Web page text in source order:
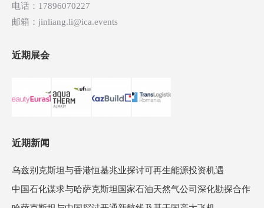
电话：17896070227
邮箱：jinliang.li@ica.events
近期展会
近期新闻
乌兹别克斯坦与香港恒基兆业探讨可再生能源投资机遇
中国石化谋求与哈萨克斯坦国家石油天然气公司深化勘探合作